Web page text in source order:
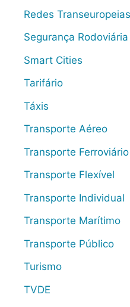
Redes
Segurança Rodoviária
Smart Cities
Tarifário
Táxis
Transporte Aéreo
Transporte Ferroviário
Transporte Flexível
Transporte Individual
Transporte Marítimo
Transporte Público
Turismo
TVDE